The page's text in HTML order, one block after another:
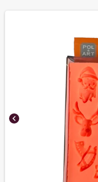
chevron_left